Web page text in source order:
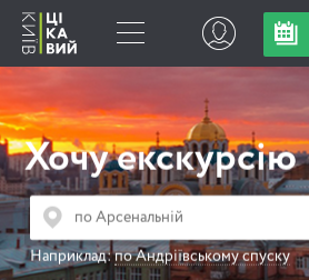
Хочу екскурсію
Наприклад:по Андріївському спуску
Замовлення
екскурсій
+380 44 333-68-68
+380 68 121-44-58
tour@interesniy.kiev.ua